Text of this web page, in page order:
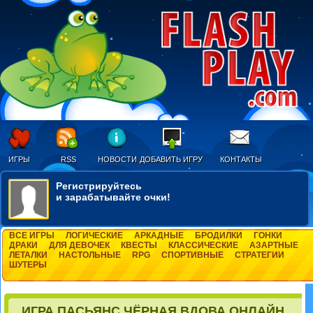
ИГРЫ RSS НОВОСТИ ДОБАВИТЬ ИГРУ КОНТАКТЫ
Регистрируйтесь
и зарабатывайте очки!
ВСЕ ИГРЫ ЛОГИЧЕСКИЕ АРКАДНЫЕ БРОДИЛКИ
ГОНКИ
ДРАКИ
ДЛЯ ДЕВОЧЕК КВЕСТЫ КЛАССИЧЕСКИЕ
АЗАРТНЫЕ
ЛЕТАЛКИ
НАСТОЛЬНЫЕ RPG СПОРТИВНЫЕ
СТРАТЕГИИ
ШУТЕРЫ